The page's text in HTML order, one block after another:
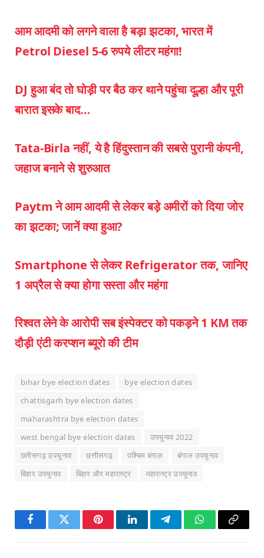
आम आदमी को लगने वाला है बड़ा झटका, भारत में
Petrol Diesel 5-6 रुपये लीटर महंगा!
DJ हुआ बंद तो घोड़ी पर बैठ कर थाने पहुंचा दूल्हा और पूरी
बारात इसके बाद…
Tata-Birla नहीं, ये है हिंदुस्तान की सबसे पुरानी कंपनी,
जहाज बनाने से शुरुआत
Paytm ने आम आदमी से लेकर बड़े अमीरों को दिया जोर
का झटका; जानें क्या हुआ?
Smartphone से लेकर Refrigerator तक, जानिए
1 अप्रैल से क्या होगा सस्ता और महंगा
रिश्वत लेने के आरोपी सब इंस्पेक्टर को पकड़ने 1 KM तक
दौड़ी एंटी करप्शन ब्यूरो की टीम
bihar bye election dates
bye election dates
chattisgarh bye election dates
maharashtra bye election dates
west bengal bye election dates
उपचुनाव 2022
छतीसगढ़ उपचुनाव
छत्तीसगढ़ पश्चिम बंगाल
बंगाल उपचुनाव
बिहार उपचुनाव
बिहार और महाराष्ट्र महाराष्ट्र उपचुनाव
FacebookTwitter PinterestLinkedInTelegramWhatsApp
Copy